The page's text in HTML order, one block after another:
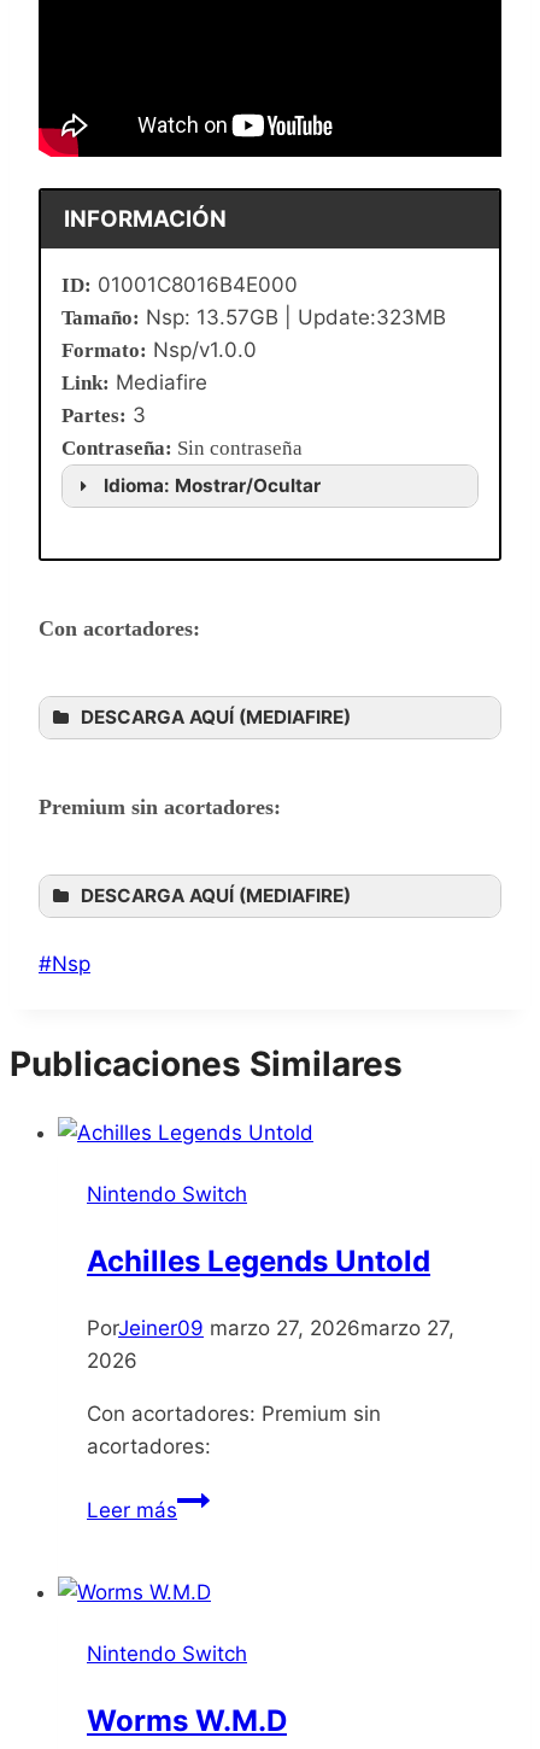
INFORMACIÓN
ID: 01001C8016B4E000
Tamaño: Nsp: 13.57GB | Update:323MB
Formato: Nsp/v1.0.0
Link: Mediafire
Partes: 3
Contraseña: Sin contraseña
Idioma: Mostrar/Ocultar
Con acortadores:
DESCARGA AQUÍ (MEDIAFIRE)
Premium sin acortadores:
DESCARGA AQUÍ (MEDIAFIRE)
Etiquetas
entrada:
#Nsp
Publicaciones Similares
Nintendo Switch
Achilles Legends Untold
PorJeiner09 marzo 27, 2026marzo 27,
2026
Con acortadores: Premium sin
acortadores:
Leer másAchilles
Nintendo Switch
Worms W.M.D